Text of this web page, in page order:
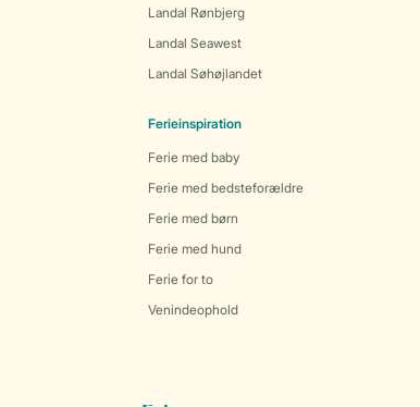
Landal Rønbjerg
Landal Seawest
Landal Søhøjlandet
Ferieinspiration
Ferie med baby
Ferie med bedsteforældre
Ferie med børn
Ferie med hund
Ferie for to
Venindeophold